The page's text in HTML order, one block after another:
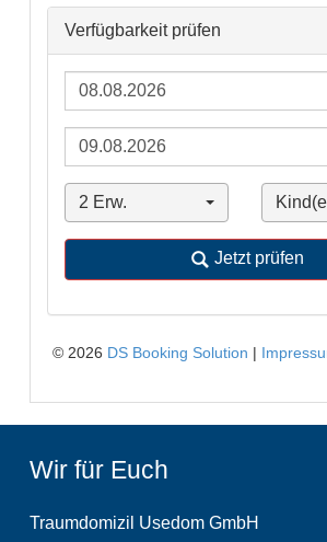
Wir für Euch
Traumdomizil Usedom GmbH